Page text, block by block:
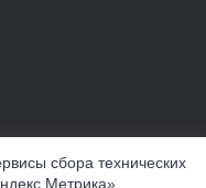
сбора технических